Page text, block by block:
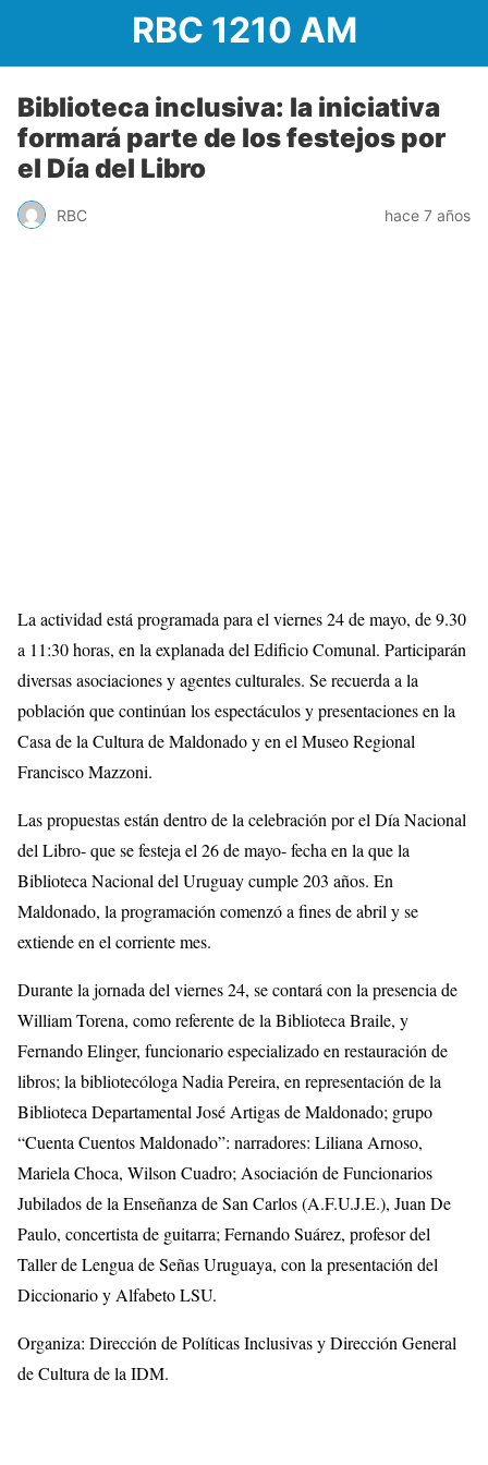
RBC 1210 AM
Biblioteca inclusiva: la iniciativa
formará parte de los festejos por
el Día del Libro
RBC hace 7 años
La actividad está programada para el viernes 24 de mayo, de 9.30
a 11:30 horas, en la explanada del Edificio Comunal. Participarán
diversas asociaciones y agentes culturales. Se recuerda a la
población que continúan los espectáculos y presentaciones en la
Casa de la Cultura de Maldonado y en el Museo Regional
Francisco Mazzoni.
Las propuestas están dentro de la celebración por el Día Nacional
del Libro- que se festeja el 26 de mayo- fecha en la que la
Biblioteca Nacional del Uruguay cumple 203 años. En
Maldonado, la programación comenzó a fines de abril y se
extiende en el corriente mes.
Durante la jornada del viernes 24, se contará con la presencia de
William Torena, como referente de la Biblioteca Braile, y
Fernando Elinger, funcionario especializado en restauración de
libros; la bibliotecóloga Nadia Pereira, en representación de la
Biblioteca Departamental José Artigas de Maldonado; grupo
“Cuenta Cuentos Maldonado”: narradores: Liliana Arnoso,
Mariela Choca, Wilson Cuadro; Asociación de Funcionarios
Jubilados de la Enseñanza de San Carlos (A.F.U.J.E.), Juan De
Paulo, concertista de guitarra; Fernando Suárez, profesor del
Taller de Lengua de Señas Uruguaya, con la presentación del
Diccionario y Alfabeto LSU.
Organiza: Dirección de Políticas Inclusivas y Dirección General
de Cultura de la IDM.